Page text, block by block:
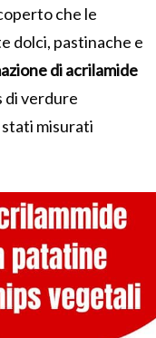
che le
dolci, pastinache e
di acrilamide
di verdure
misurati